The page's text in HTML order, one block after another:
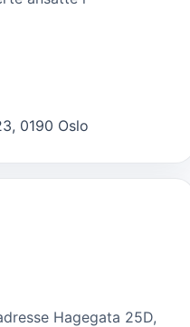
0190 Oslo
Hagegata 25D,